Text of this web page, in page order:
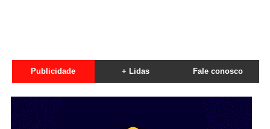
Publicidade + Lidas Fale conosco